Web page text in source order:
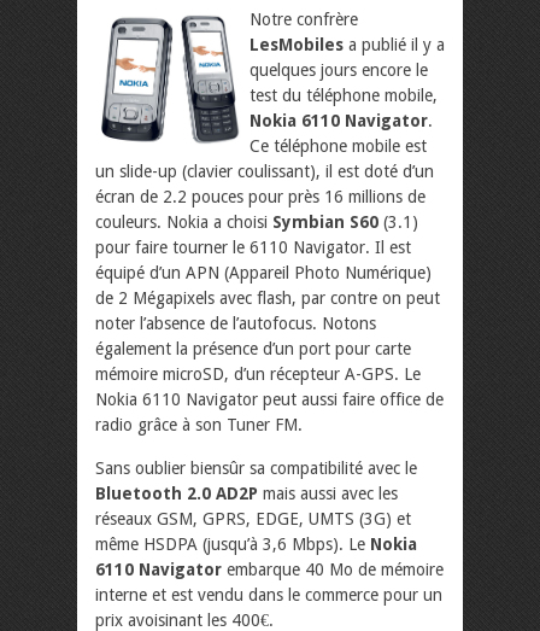
Notre confrère
LesMobiles a publié il y a
quelques jours encore le
test du téléphone mobile,
Nokia 6110 Navigator.
Ce téléphone mobile est
un slide-up (clavier coulissant), il est doté d’un
écran de 2.2 pouces pour près 16 millions de
couleurs. Nokia a choisi Symbian S60 (3.1)
pour faire tourner le 6110 Navigator. Il est
équipé d’un APN (Appareil Photo Numérique)
de 2 Mégapixels avec flash, par contre on peut
noter l’absence de l’autofocus. Notons
également la présence d’un port pour carte
mémoire microSD, d’un récepteur A-GPS. Le
Nokia 6110 Navigator peut aussi faire office de
radio grâce à son Tuner FM.
Sans oublier biensûr sa compatibilité avec le
Bluetooth 2.0 AD2P mais aussi avec les
réseaux GSM, GPRS, EDGE, UMTS (3G) et
même HSDPA (jusqu’à 3,6 Mbps). Le Nokia
6110 Navigator embarque 40 Mo de mémoire
interne et est vendu dans le commerce pour un
prix avoisinant les 400€.